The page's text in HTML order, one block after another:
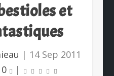
et
| 14 Sep 2011
0 |